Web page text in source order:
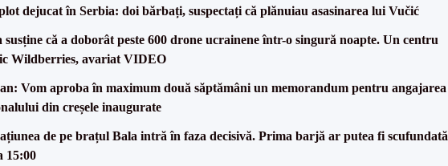
dejucat în Serbia: doi bărbați, suspectați că plănuiau asasinarea lui Vučić
susține că a doborât peste 600 drone ucrainene într-o singură noapte. Un centru
Wildberries, avariat VIDEO
Vom aproba în maximum două săptămâni un memorandum pentru angajarea
din creșele inaugurate
de pe brațul Bala intră în faza decisivă. Prima barjă ar putea fi scufundată
15:00